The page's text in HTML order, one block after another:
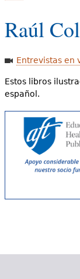
U
s
t
e
d
u
Raúl
Entrevistas en
Estos libros
español.